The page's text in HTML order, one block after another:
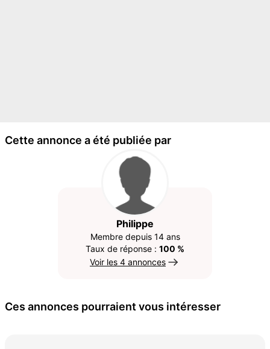
Cette annonce a été publiée par
Philippe
Membre depuis 14 ans
Taux de réponse : 100 %
Voir les 4 annonces
Ces annonces pourraient vous intéresser